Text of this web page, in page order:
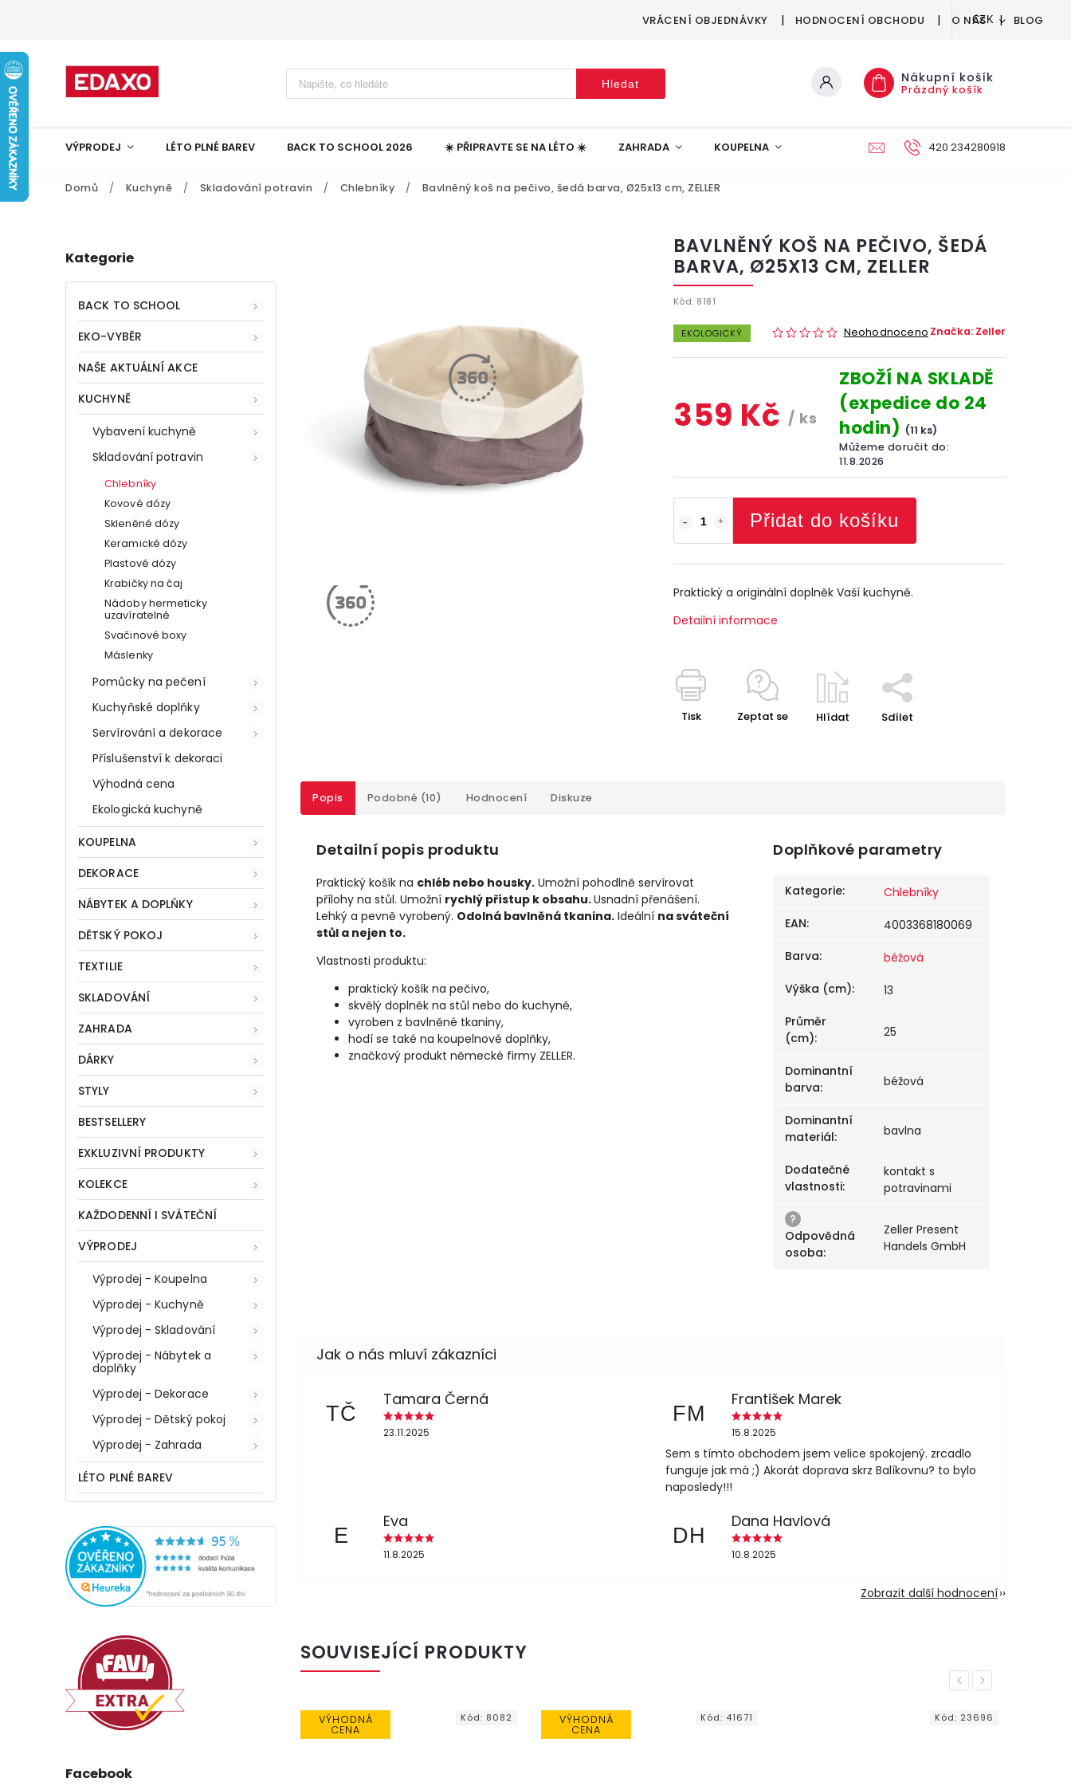
VRÁCENÍ OBJEDNÁVKY HODNOCENÍ OBCHODU O NÁS BLOG
CZK
Hledat Nákupní košík
Prázdný košík
VÝPRODEJ LÉTO PLNÉ BAREV BACK TO SCHOOL 2026 ☀️ PŘIPRAVTE SE NA LÉTO ☀️ ZAHRADA KOUPELNA DEKORACE
420 234280918
Domů / Kuchyně / Skladování potravin / Chlebníky / Bavlněný koš na pečivo, šedá barva, Ø25x13 cm, ZELLER
Kategorie
BACK TO SCHOOL
EKO-VYBĚR
NAŠE AKTUÁLNÍ AKCE
KUCHYNĚ
Vybavení kuchyně
Skladování potravin
Chlebníky
Kovové dózy
Skleněné dózy
Keramické dózy
Plastové dózy
Krabičky na čaj
Nádoby hermeticky
uzavíratelné
Svačinové boxy
Máslenky
Pomůcky na pečení
Kuchyňské doplňky
Servírování a dekorace
Příslušenství k dekoraci
Výhodná cena
Ekologická kuchyně
KOUPELNA
DEKORACE
NÁBYTEK A DOPLŇKY
DĚTSKÝ POKOJ
TEXTILIE
SKLADOVÁNÍ
ZAHRADA
DÁRKY
STYLY
BESTSELLERY
EXKLUZIVNÍ PRODUKTY
KOLEKCE
KAŽDODENNÍ I SVÁTEČNÍ
VÝPRODEJ
Výprodej - Koupelna
Výprodej - Kuchyně
Výprodej - Skladování
Výprodej - Nábytek a
doplňky
Výprodej - Dekorace
Výprodej - Dětský pokoj
Výprodej - Zahrada
LÉTO PLNÉ BAREV
Facebook
BAVLNĚNÝ KOŠ NA PEČIVO, ŠEDÁ
BARVA, Ø25X13 CM, ZELLER
Kód: 8181
EKOLOGICKÝ Neohodnoceno Značka: Zeller
359 Kč / ks
ZBOŽÍ NA SKLADĚ
(expedice do 24
hodin) (11 ks)
Můžeme doručit do:
11.8.2026
Přidat do košíku
Praktický a originální doplněk Vaší kuchyně.
Detailní informace
Tisk Zeptat se Hlídat Sdílet
Popis Podobné (10) Hodnocení Diskuze
Detailní popis produktu
Praktický košík na chléb nebo housky. Umožní pohodlně servírovat
přílohy na stůl. Umožní rychlý přístup k obsahu.Usnadní přenášení.
Lehký a pevně vyrobený. Odolná bavlněná tkanina. Ideální na sváteční
stůl a nejen to.
Vlastnosti produktu:
praktický košík na pečivo,
skvělý doplněk na stůl nebo do kuchyně,
vyroben z bavlněné tkaniny,
hodí se také na koupelnové doplňky,
značkový produkt německé firmy ZELLER.
Doplňkové parametry
Kategorie:
Chlebníky
EAN:
4003368180069
Barva:
béžová
Výška (cm):
13
Průměr
(cm): 25
Dominantní
barva: béžová
Dominantní
materiál: bavlna
Dodatečné
vlastnosti:
kontakt s
potravinami
?
Odpovědná
osoba:
Zeller Present
Handels GmbH
TČ
Tamara Černá
23.11.2025
FM
František Marek
15.8.2025
Sem s tímto obchodem jsem velice spokojený. zrcadlo
funguje jak má ;) Akorát doprava skrz Balíkovnu? to bylo
naposledy!!!
E
Eva
11.8.2025
DH
Dana Havlová
10.8.2025
Zobrazit další hodnocení
SOUVISEJÍCÍ PRODUKTY
Previous
BESTSELLER VÝHODNÁ
CENA
Kód: 8082 VÝHODNÁ
CENA
Kód: 41671 Kód: 23696
Next